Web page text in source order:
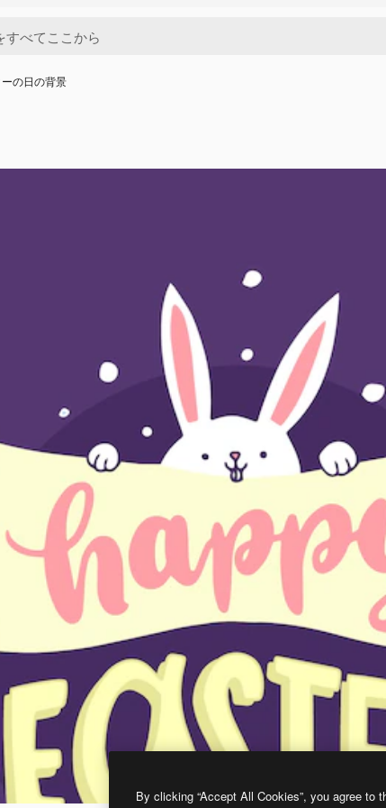
の日の背景
By clicking “Accept All Cookies”, you agree